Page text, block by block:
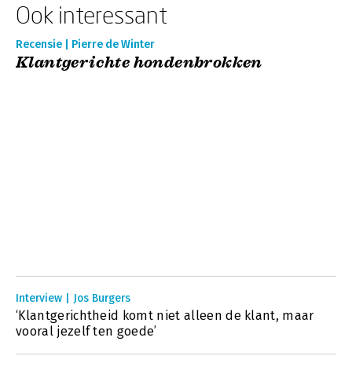
Ook interessant
Recensie | Pierre de Winter
Klantgerichte hondenbrokken
Interview | Jos Burgers
‘Klantgerichtheid komt niet alleen de klant, maar
vooral jezelf ten goede’